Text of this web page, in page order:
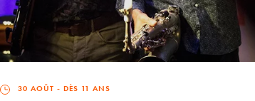
30 AOÛT - DÈS 11 ANS